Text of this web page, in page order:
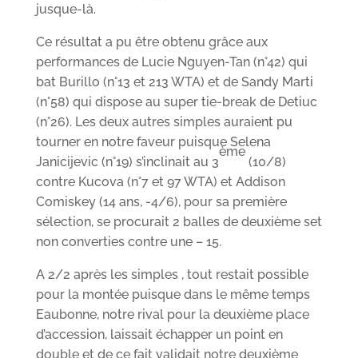
jusque-là.
Ce résultat a pu être obtenu grâce aux
performances de Lucie Nguyen-Tan (n°42) qui
bat Burillo (n°13 et 213 WTA) et de Sandy Marti
(n°58) qui dispose au super tie-break de Detiuc
(n°26). Les deux autres simples auraient pu
tourner en notre faveur puisque Selena
Janicijevic (n°19) s’inclinait au 3
ème
(10/8)
contre Kucova (n°7 et 97 WTA) et Addison
Comiskey (14 ans, -4/6), pour sa première
sélection, se procurait 2 balles de deuxième set
non converties contre une – 15.
A 2/2 après les simples , tout restait possible
pour la montée puisque dans le même temps
Eaubonne, notre rival pour la deuxième place
d’accession, laissait échapper un point en
double et de ce fait validait notre deuxième